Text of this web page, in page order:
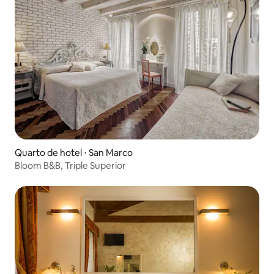
Quarto de hotel ⋅ San Marco
Bloom B&B, Triple Superior